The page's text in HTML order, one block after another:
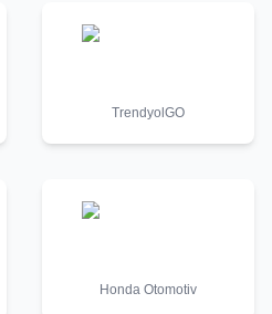
TrendyolGO
Honda Otomotiv